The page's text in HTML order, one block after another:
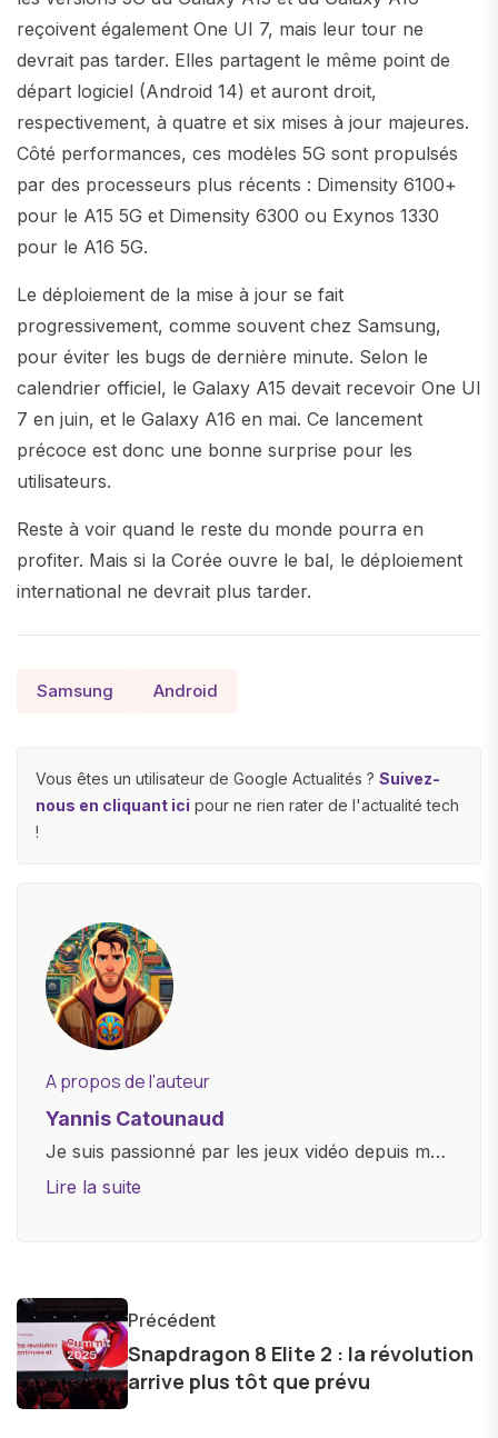
reçoivent également One UI 7, mais leur tour ne
devrait pas tarder. Elles partagent le même point de
départ logiciel (Android 14) et auront droit,
respectivement, à quatre et six mises à jour majeures.
Côté performances, ces modèles 5G sont propulsés
par des processeurs plus récents : Dimensity 6100+
pour le A15 5G et Dimensity 6300 ou Exynos 1330
pour le A16 5G.
Le déploiement de la mise à jour se fait
progressivement, comme souvent chez Samsung,
pour éviter les bugs de dernière minute. Selon le
calendrier officiel, le Galaxy A15 devait recevoir One UI
7 en juin, et le Galaxy A16 en mai. Ce lancement
précoce est donc une bonne surprise pour les
utilisateurs.
Reste à voir quand le reste du monde pourra en
profiter. Mais si la Corée ouvre le bal, le déploiement
international ne devrait plus tarder.
Samsung Android
Vous êtes un utilisateur de Google Actualités ? Suivez-
nous en cliquant ici pour ne rien rater de l'actualité tech
!
A propos de l'auteur
Yannis Catounaud
Je suis passionné par les jeux vidéo depuis mon
plus jeune âge. Mon amour pour l'univers
et bien d'autres gadgets technologiques. Armé
d'une curiosité insatiable, j'aime dévoiler les
dernières tendances et innovations, partageant
avec enthousiasme mes découvertes avec la
Lire la suite
Précédent
Snapdragon 8 Elite 2 : la révolution
arrive plus tôt que prévu